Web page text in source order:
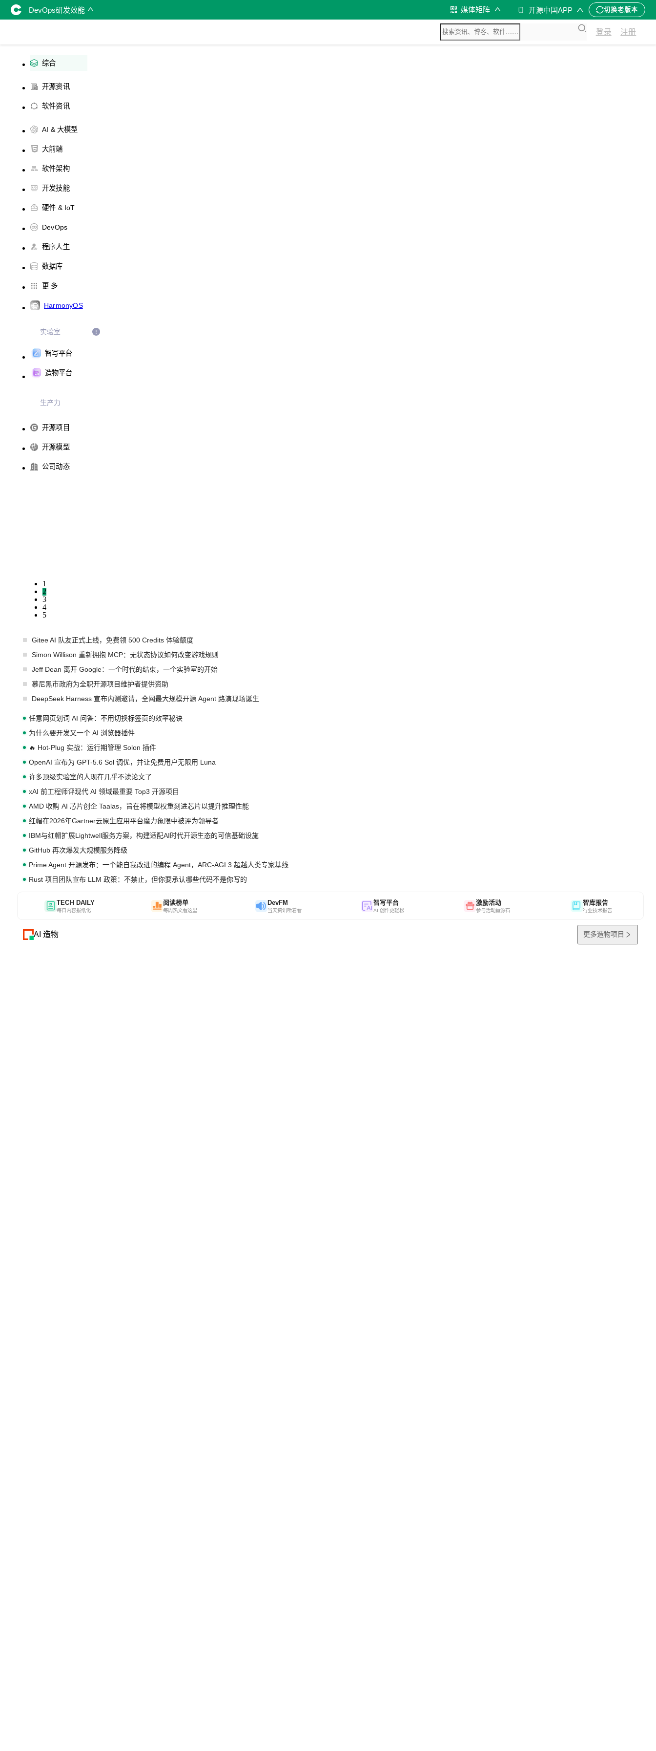
DevOps研发效能 媒体矩阵 开源中国APP 切换老版本
登录 注册
综合
开源资讯
软件资讯
AI & 大模型
大前端
软件架构
开发技能
硬件 & IoT
DevOps
程序人生
数据库
更 多
HarmonyOS
实验室
智写平台
造物平台
生产力
开源项目
开源模型
公司动态
1
2
3
4
5
Gitee AI 队友正式上线，免费领 500 Credits 体验额度
Simon Willison 重新拥抱 MCP：无状态协议如何改变游戏规则
Jeff Dean 离开 Google：一个时代的结束，一个实验室的开始
慕尼黑市政府为全职开源项目维护者提供资助
DeepSeek Harness 宣布内测邀请，全网最大规模开源 Agent 路演现场诞生
任意网页划词 AI 问答：不用切换标签页的效率秘诀
为什么要开发又一个 AI 浏览器插件
🔥 Hot-Plug 实战：运行期管理 Solon 插件
OpenAI 宣布为 GPT-5.6 Sol 调优，并让免费用户无限用 Luna
许多顶级实验室的人现在几乎不读论文了
xAI 前工程师评现代 AI 领域最重要 Top3 开源项目
AMD 收购 AI 芯片创企 Taalas，旨在将模型权重刻进芯片以提升推理性能
红帽在2026年Gartner云原生应用平台魔力象限中被评为领导者
IBM与红帽扩展Lightwell服务方案，构建适配AI时代开源生态的可信基础设施
GitHub 再次爆发大规模服务降级
Prime Agent 开源发布：一个能自我改进的编程 Agent，ARC-AGI 3 超越人类专家基线
Rust 项目团队宣布 LLM 政策：不禁止，但你要承认哪些代码不是你写的
TECH DAILY
每日内容报纸化
阅读榜单
每周热文看这里
DevFM
当天资讯听着看
智写平台
AI 创作更轻松
激励活动
参与活动赢源石
智库报告
行业技术报告
AI 造物 更多造物项目